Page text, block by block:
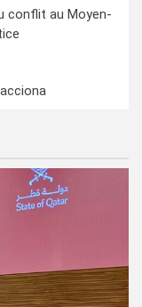
conflit au Moyen-